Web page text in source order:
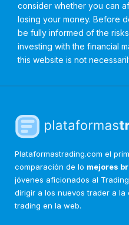
consider whether you can
losing your money. Before
be fully informed of the
investing with the financial
this website is not
Plataformastrading.com el
comparación de lo mejores
jóvenes aficionados al
dirigir a los nuevos trader a la
trading en la web.